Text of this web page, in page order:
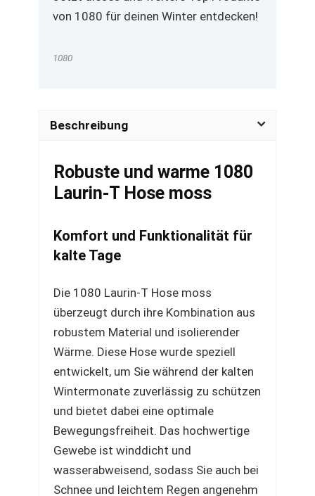
von 1080 für deinen Winter entdecken!
1080
Beschreibung
Robuste und warme 1080
Laurin-T Hose moss
Komfort und Funktionalität für
kalte Tage
Die 1080 Laurin-T Hose moss
überzeugt durch ihre Kombination aus
robustem Material und isolierender
Wärme. Diese Hose wurde speziell
entwickelt, um Sie während der kalten
Wintermonate zuverlässig zu schützen
und bietet dabei eine optimale
Bewegungsfreiheit. Das hochwertige
Gewebe ist winddicht und
wasserabweisend, sodass Sie auch bei
Schnee und leichtem Regen angenehm